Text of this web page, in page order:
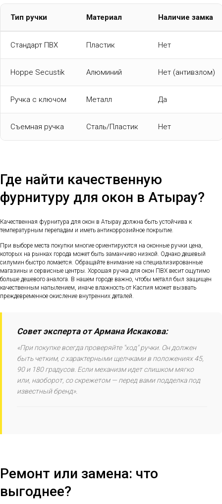
Тип ручки Материал Наличие замка
Стандарт ПВХ Пластик Нет
Hoppe Secustik Алюминий Нет (антивзлом)
Ручка с ключом Металл Да
Съемная ручка Сталь/Пластик Нет
Где найти качественную
фурнитуру для окон в Атырау?
Качественная фурнитура для окон в Атырау должна быть устойчива к
температурным перепадам и иметь антикоррозийное покрытие.
При выборе места покупки многие ориентируются на оконные ручки цена,
которых на рынках города может быть заманчиво низкой. Однако дешевый
силумин быстро ломается. Обращайте внимание на специализированные
магазины и сервисные центры. Хорошая ручка для окон ПВХ весит ощутимо
больше дешевого аналога. В нашем городе важно, чтобы металл был защищен
качественным напылением, иначе влажность от Каспия может вызвать
преждевременное окисление внутренних деталей.
Совет эксперта от Армана Искакова:
«При покупке всегда проверяйте "ход" ручки. Он должен
быть четким, с характерными щелчками в положениях 45,
90 и 180 градусов. Если механизм идет слишком мягко
или, наоборот, со скрежетом — перед вами подделка под
известный бренд».
Ремонт или замена: что
выгоднее?